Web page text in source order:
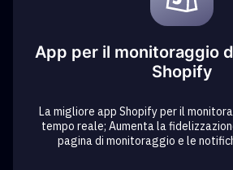
App per il monitoraggio
Shopify
La migliore app Shopify per il
tempo reale; Aumenta la
pagina di monitoraggio e le